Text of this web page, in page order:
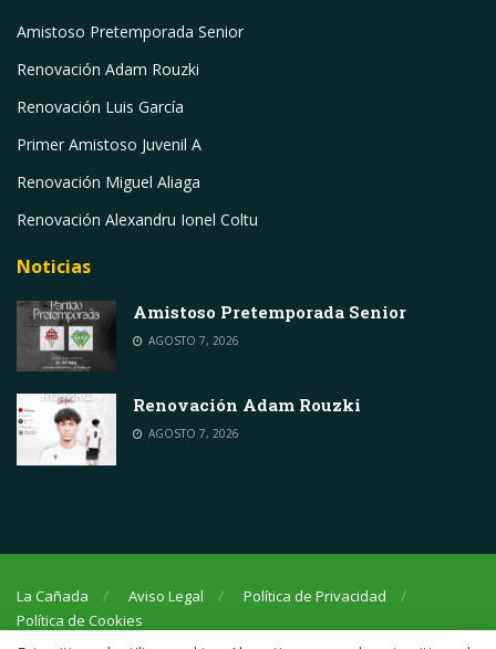
Amistoso Pretemporada Senior
Renovación Adam Rouzki
Renovación Luis García
Primer Amistoso Juvenil A
Renovación Miguel Aliaga
Renovación Alexandru Ionel Coltu
Noticias
Amistoso Pretemporada Senior
AGOSTO 7, 2026
Renovación Adam Rouzki
AGOSTO 7, 2026
La Cañada Aviso Legal
Política de Privacidad
Política de Cookies